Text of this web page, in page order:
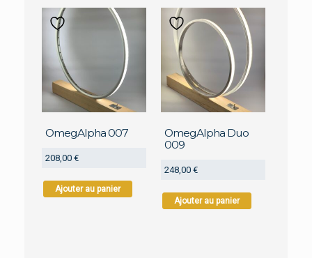
plusieurs
variations.
choisies
la
produit
OmegAlpha 007
208,00 €
Ajouter au panier
OmegAlpha Duo
009
248,00€
Ajouter au panier